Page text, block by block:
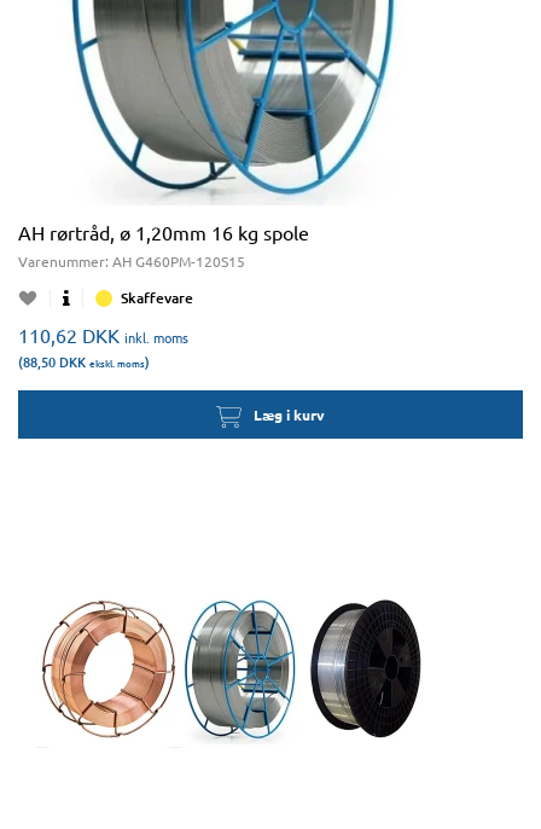
AH rørtråd, ø 1,20mm 16 kg spole
Varenummer: AH G460PM-120S15
Skaffevare
110,62 DKK inkl. moms
(88,50 DKK ekskl. moms)
Læg i kurv